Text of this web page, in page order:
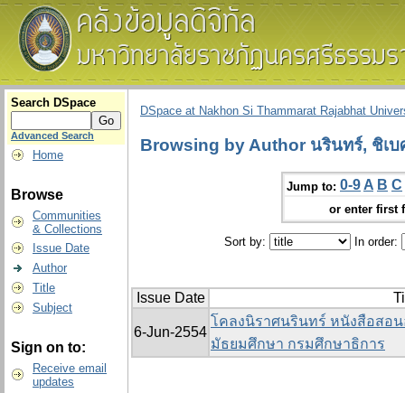
Search DSpace
Advanced Search
Home
Browse
Communities
& Collections
Issue Date
Author
Title
Subject
Sign on to:
Receive email
updates
DSpace at Nakhon Si Thammarat Rajabhat
Browsing by Author นรินทร์, ชิเบ
Jump to: 0-9 A B C
or enter first
Sort by: In order:
Issue Date
6-Jun-2554
โคลงนิราศนรินทร์ หนังสือสอ
มัธยมศึกษา กรมศึกษาธิการ